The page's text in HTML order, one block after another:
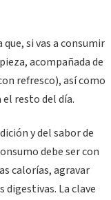
si vas a consumir
acompañada de
refresco), así como
resto del día.
y del sabor de
debe ser con
calorías, agravar
digestivas. La clave